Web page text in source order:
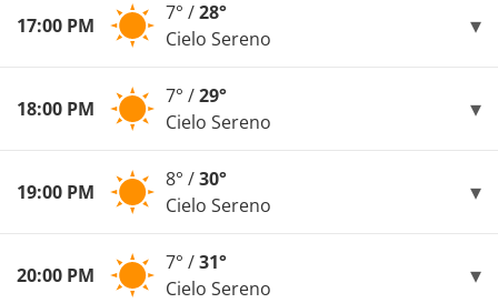
17:00 PM
7° /28°
Cielo Sereno
18:00 PM
7° /29°
Cielo Sereno
19:00 PM
8° /30°
Cielo Sereno
20:00 PM
7° /31°
Cielo Sereno